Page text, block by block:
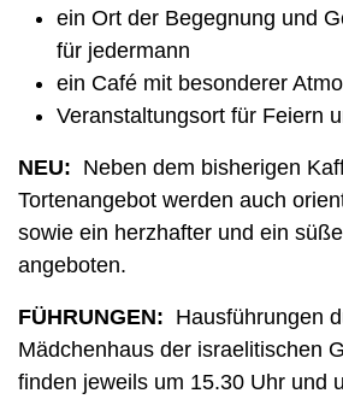
ein Ort der Begegnung und
für jedermann
ein Café mit besonderer
Veranstaltungsort für Feiern
NEU: Neben dem bisherigen
Tortenangebot werden auch
sowie ein herzhafter und ein
angeboten.
FÜHRUNGEN: Hausführungen
Mädchenhaus der israelitischen
finden jeweils um 15.30 Uhr und